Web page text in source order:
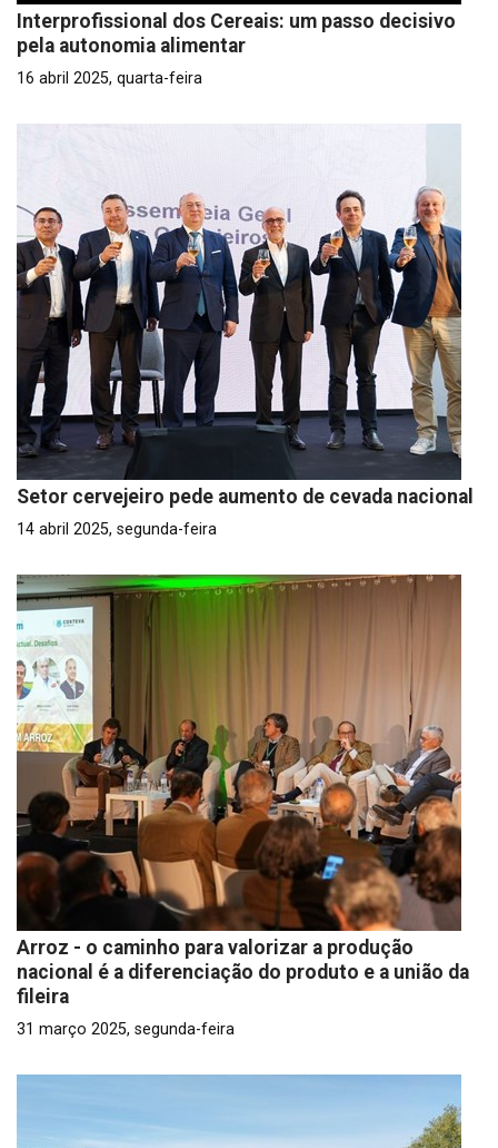
Interprofissional dos Cereais: um passo decisivo
pela autonomia alimentar
16 abril 2025, quarta-feira
Setor cervejeiro pede aumento de cevada nacional
14 abril 2025, segunda-feira
Arroz - o caminho para valorizar a produção
nacional é a diferenciação do produto e a união da
fileira
31 março 2025, segunda-feira